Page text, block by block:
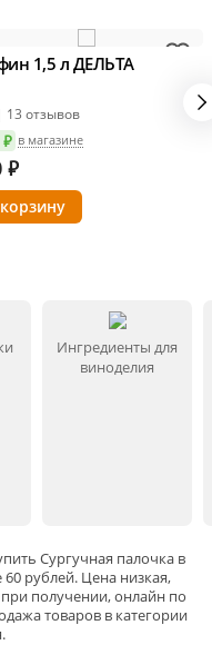
1,5 л ДЕЛЬТА
13 отзывов
₽ в магазине
₽
Ингредиенты для
виноделия
Сургучная палочка в
рублей. Цена низкая,
получении, онлайн по
товаров в категории